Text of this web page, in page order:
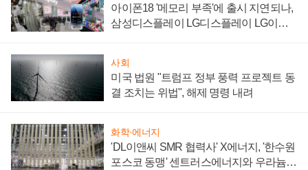
아이폰18 '메모리 부족'에 출시 지연되나,
삼성디스플레이 LG디스플레이 LG이노
사회
미국 법원 "트럼프 정부 풍력 프로젝트 동
결 조치는 위법", 해제 명령 내려
화학·에너지
'DL이앤씨 SMR 협력사' X에너지, '한수원
포스코 동맹' 센트러스에너지와 우라늄